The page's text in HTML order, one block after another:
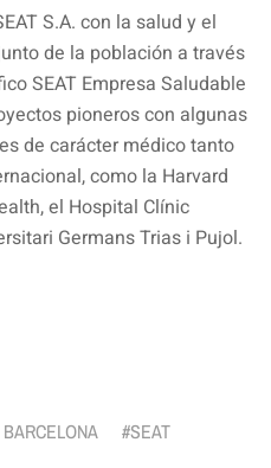
S.A. con la salud y el
de la población a través
SEAT Empresa Saludable
pioneros con algunas
de carácter médico tanto
como la Harvard
el Hospital Clínic
Germans Trias i Pujol.
SEAT